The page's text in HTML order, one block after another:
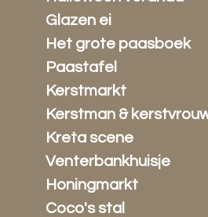
Glazen ei
Het grote paasboek
Paastafel
Kerstmarkt
Kerstman &
Kreta scene
Venterbankhuisje
Honingmarkt
Coco's stal